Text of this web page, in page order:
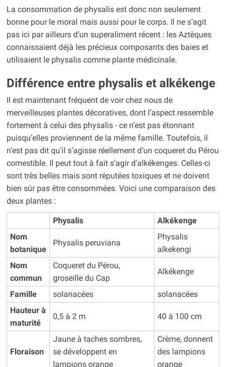
La consommation de physalis est donc non seulement
bonne pour le moral mais aussi pour le corps. Il ne s’agit
pas ici par ailleurs d’un superaliment récent : les Aztèques
connaissaient déjà les précieux composants des baies et
utilisaient le physalis comme plante médicinale.
Différence entre physalis et alkékenge
Il est maintenant fréquent de voir chez nous de
merveilleuses plantes décoratives, dont l’aspect ressemble
fortement à celui des physalis - ce n’est pas étonnant
puisqu’elles proviennent de la même famille. Toutefois, il
n’est pas dit qu’il s’agisse réellement d’un coqueret du Pérou
comestible. Il peut tout à fait s’agir d’alkékenges. Celles-ci
sont très belles mais sont réputées toxiques et ne doivent
bien sûr pas être consommées. Voici une comparaison des
deux plantes :
Physalis
Alkékenge
Nom
botanique
Physalis peruviana
Physalis
alkekengi
Nom
commun
Coqueret du Pérou,
groseille du Cap
Alkékenge
Famille solanacées
solanacées
Hauteur à
maturité
0,5 à 2 m 40 à 100 cm
Floraison
Jaune à taches sombres,
se développent en
lampions orange
Crème, donnent
des lampions
orange